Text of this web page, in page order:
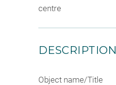
centre
DESCRIPTION
Object name/Title